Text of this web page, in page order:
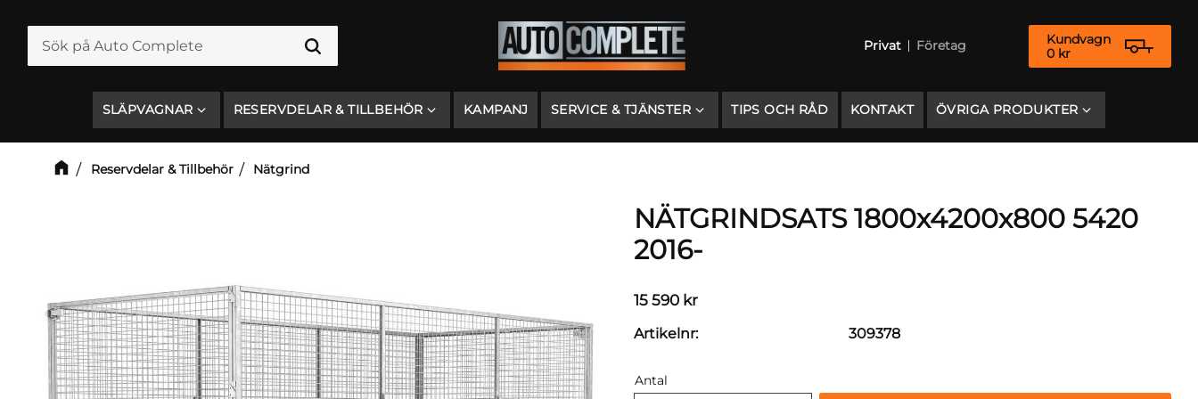
Privat Företag
Kundvagn
0 kr
SLÄPVAGNAR RESERVDELAR & TILLBEHÖR KAMPANJ SERVICE & TJÄNSTER TIPS OCH RÅD KONTAKT ÖVRIGA PRODUKTER
Reservdelar & Tillbehör Nätgrind
NÄTGRINDSATS 1800x4200x800 5420
2016-
15 590kr
Antal
Artikelnr 309378